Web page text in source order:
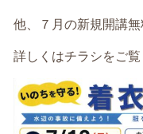
他、７月の新規開講
詳しくはチラシをご